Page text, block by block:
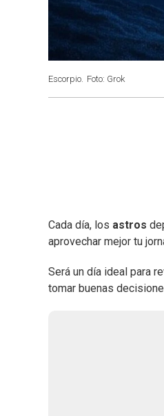
Escorpio. Foto: Grok
Cada día, los astros
aprovechar mejor tu
Será un día ideal para
tomar buenas